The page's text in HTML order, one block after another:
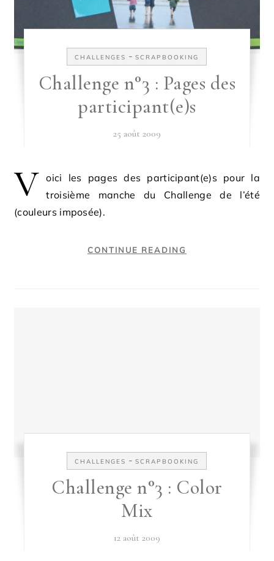
CHALLENGES -SCRAPBOOKING
Challenge n°3 : Pages des
participant(e)s
25 août 2009
V oici les pages des participant(e)s pour la
troisième manche du Challenge de l’été
(couleurs imposée).
CONTINUE READING
CHALLENGES -SCRAPBOOKING
Challenge n°3 : Color
Mix
12 août 2009